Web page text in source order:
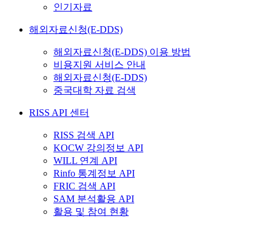
인기자료
해외자료신청(E-DDS)
해외자료신청(E-DDS) 이용 방법
비용지원 서비스 안내
해외자료신청(E-DDS)
중국대학 자료 검색
RISS API 센터
RISS 검색 API
KOCW 강의정보 API
WILL 연계 API
Rinfo 통계정보 API
FRIC 검색 API
SAM 분석활용 API
활용 및 참여 현황